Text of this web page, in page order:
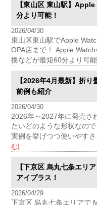
【東山区 東山駅】
分より可能！
2026/04/30
東山区東山駅でApple
OPA店まで！ Apple
換などが最短60分より可能
【2026年4月最新】折
前例も紹介
2026/04/30
2026年～2027年に発売さ
たいどのような形状なの
実例を挙げつつ使いやす
む]
【下京区 烏丸七条エリ
アイプラス！
2026/04/29
下京区 烏丸七条エリアで